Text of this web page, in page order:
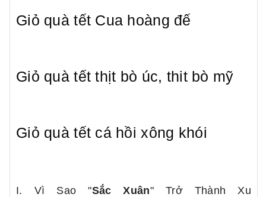
Giỏ quà tết Cua hoàng đế
Giỏ quà tết thịt bò úc, thit bò mỹ
Giỏ quà tết cá hồi xông khói
I. Vì Sao "Sắc Xuân" Trở Thành Xu